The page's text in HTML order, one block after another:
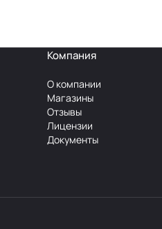
Компания
О компании
Магазины
Отзывы
Лицензии
Документы